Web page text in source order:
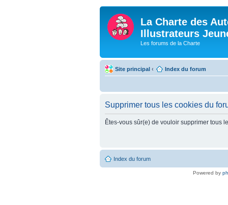
La Charte des
Illustrateurs
Les forums de la Charte
Site principal ‹ Index du forum
Supprimer tous les cookies du
Êtes-vous sûr(e) de vouloir supprimer tous
Index du forum
Powered by